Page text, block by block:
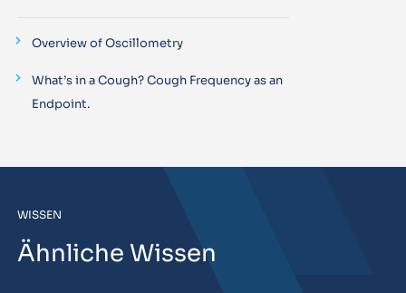
Overview of Oscillometry
What’s in a Cough? Cough Frequency as an
Endpoint.
WISSEN
Ähnliche Wissen